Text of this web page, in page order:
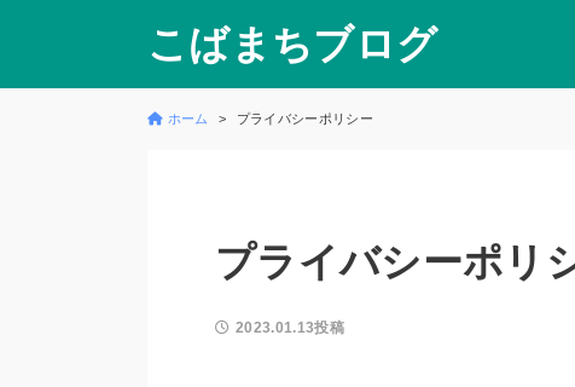
こばまちブログ
ホーム プライバシーポリシー
プライバシーポリ
2023.01.13投稿